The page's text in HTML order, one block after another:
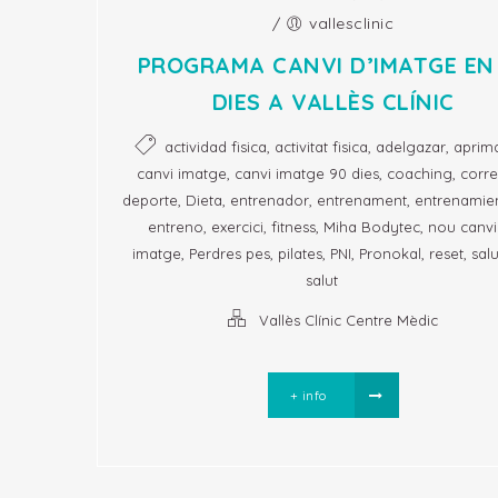
/
vallesclinic
PROGRAMA CANVI D’IMATGE
DIES A VALLÈS CLÍNIC
actividad fisica, activitat fisica, adelgazar,
canvi imatge, canvi imatge 90 dies, coaching,
deporte, Dieta, entrenador, entrenament,
entreno, exercici, fitness, Miha Bodytec, nou canvi
imatge, Perdres pes, pilates, PNI, Pronokal, reset,
salut
Vallès Clínic Centre Mèdic
+ info